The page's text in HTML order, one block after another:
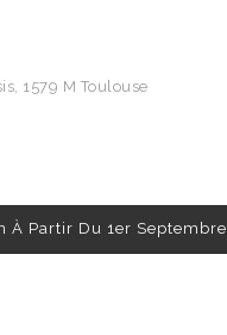
1579 M Toulouse
À Partir Du 1er Septembre